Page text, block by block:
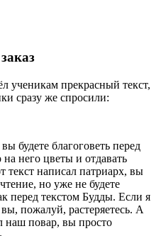
ученикам прекрасный текст,
сразу же спросили:
будете благоговеть перед
на него цветы и отдавать
текст написал патриарх, вы
но уже не будете
перед текстом Будды. Если я
пожалуй, растеряетесь. А
наш повар, вы просто